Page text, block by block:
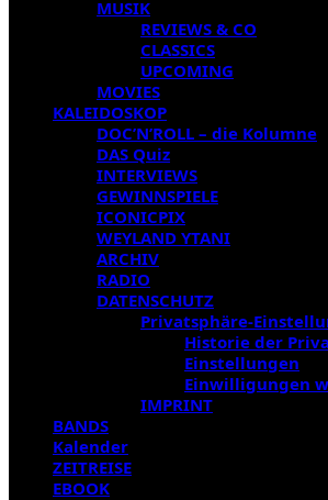
MUSIK
REVIEWS & CO
CLASSICS
UPCOMING
MOVIES
KALEIDOSKOP
DOC’N’ROLL – die Kolumne
DAS Quiz
INTERVIEWS
GEWINNSPIELE
ICONICPIX
WEYLAND YTANI
ARCHIV
RADIO
DATENSCHUTZ
Privatsphäre-
Historie der
Einstellungen
Einwilligungen
IMPRINT
BANDS
Kalender
ZEITREISE
EBOOK